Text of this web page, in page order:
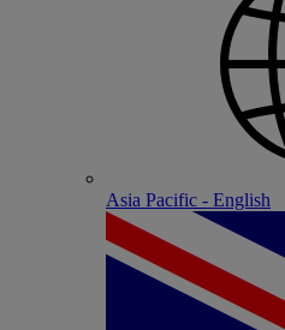
Asia Pacific - English